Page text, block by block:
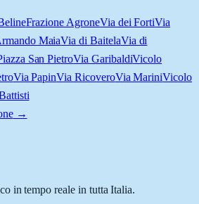
Frazione AgroneVia dei FortiVia
MaiaVia di BaitelaVia di
San PietroVia GaribaldiVicolo
Via PapinVia RicoveroVia MariniVicolo
→
in tempo reale in tutta Italia.